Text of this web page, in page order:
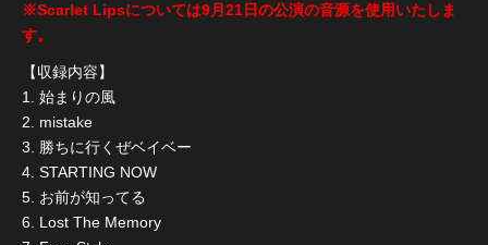
※Scarlet Lipsについては9月21日の公演の音源を使用いたしま
す。
【収録内容】
1. 始まりの風
2. mistake
3. 勝ちに行くぜベイベー
4. STARTING NOW
5. お前が知ってる
6. Lost The Memory